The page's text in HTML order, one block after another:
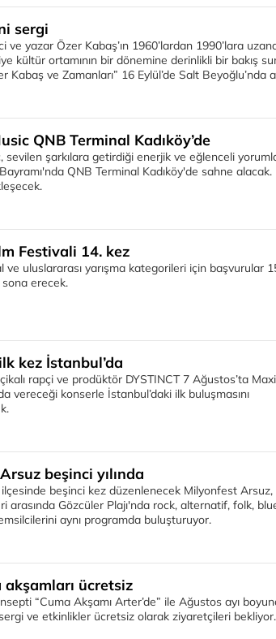
sergi
ve yazar Özer Kabaş’ın 1960’lardan 1990’lara
kültür ortamının bir dönemine derinlikli bir bakış
Kabaş ve Zamanları” 16 Eylül’de Salt Beyoğlu’nda
QNB Terminal Kadıköy’de
sevilen şarkılara getirdiği enerjik ve eğlenceli
QNB Terminal Kadıköy'de sahne alacak.
Festivali 14. kez
ve uluslararası yarışma kategorileri için başvurular
sona erecek.
kez İstanbul’da
rapçi ve prodüktör DYSTINCT 7 Ağustos’ta
vereceği konserle İstanbul’daki ilk buluşmasını
beşinci yılında
beşinci kez düzenlenecek Milyonfest
arasında Gözcüler Plajı'nda rock, alternatif, folk,
aynı programda buluşturuyor.
ücretsiz
“Cuma Akşamı Arter’de” ile Ağustos ayı
ve etkinlikler ücretsiz olarak ziyaretçileri bekliyor.